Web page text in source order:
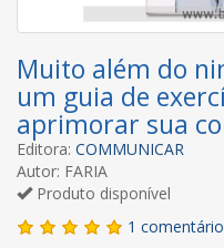
Muito além do
um guia de
aprimorar sua
Editora: COMMUNICAR
Autor: FARIA
Produto disponível
1